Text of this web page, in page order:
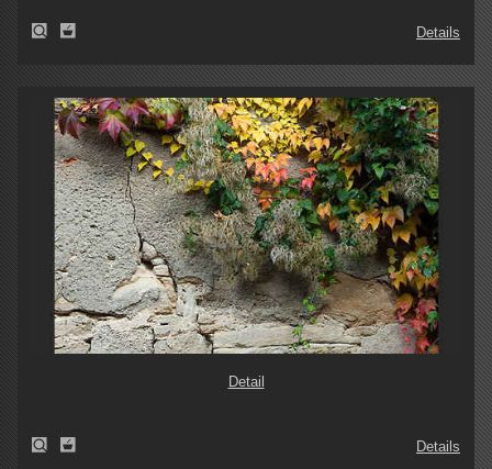
Details
Detail
Details